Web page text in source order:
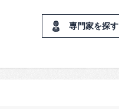
専門家を探す